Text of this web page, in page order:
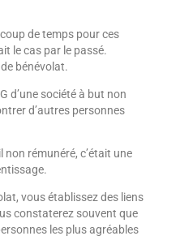
de temps pour ces
le cas par le passé.
bénévolat.
d’une société à but non
d’autres personnes
non rémunéré, c’était une
vous établissez des liens
constaterez souvent que
les plus agréables